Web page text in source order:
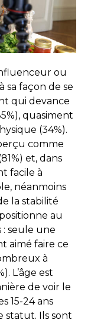
ou
sa façon de se
qui devance
quasiment
(34%).
comme
et, dans
facile à
néanmoins
la stabilité
au
: seule une
aimé faire ce
à
L’âge est
de voir le
15-24 ans
statut. Ils sont